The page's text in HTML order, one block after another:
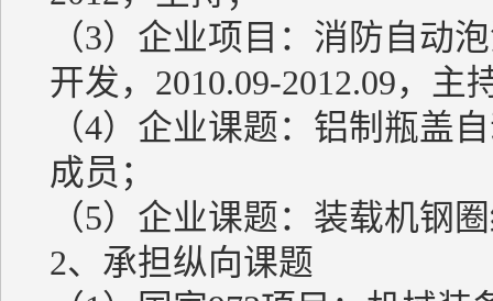
（3）企业项目：消防自动
开发，2010.09-2012.09，主
（4）企业课题：铝制瓶盖
成员；
（5）企业课题：装载机钢
2、承担纵向课题